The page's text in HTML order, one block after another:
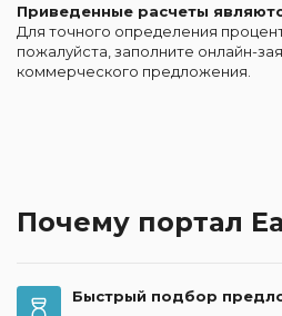
Приведенные расчеты
Для точного определения
пожалуйста, заполните онлайн-
коммерческого предложения.
Почему портал
Быстрый подбор